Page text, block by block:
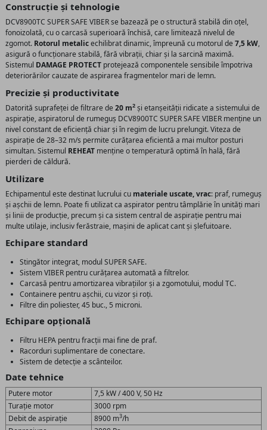
Construcție și tehnologie
DCV8900TC SUPER SAFE VIBER se bazează pe o structură stabilă din oțel,
fonoizolată, cu o carcasă superioară închisă, care limitează nivelul de
zgomot. Rotorul metalicechilibrat dinamic, împreună cu motorul de 7,5 kW,
asigură o funcționare stabilă, fără vibrații, chiar și la sarcină maximă.
Sistemul DAMAGE PROTECT protejează componentele sensibile împotriva
deteriorărilor cauzate de aspirarea fragmentelor mari de lemn.
Precizie și productivitate
Datorită suprafeței de filtrare de 20 m2 și etanșeității ridicate a sistemului de
aspirație, aspiratorul de rumeguș DCV8900TC SUPER SAFE VIBER menține un
nivel constant de eficiență chiar și în regim de lucru prelungit. Viteza de
aspirație de 28–32 m/s permite curățarea eficientă a mai multor posturi
simultan. Sistemul REHEAT menține o temperatură optimă în hală, fără
pierderi de căldură.
Utilizare
Echipamentul este destinat lucrului cu materiale uscate, vrac: praf, rumeguș
și așchii de lemn. Poate fi utilizat ca aspirator pentru tâmplărie în unități mari
și linii de producție, precum și ca sistem central de aspirație pentru mai
multe utilaje, inclusiv ferăstraie, mașini de aplicat cant și șlefuitoare.
Echipare standard
Stingător integrat, modul SUPER SAFE.
Sistem VIBER pentru curățarea automată a filtrelor.
Carcasă pentru amortizarea vibrațiilor și a zgomotului, modul TC.
Containere pentru așchii, cu vizor și roți.
Filtre din poliester, 45 buc., 5 microni.
Echipare opțională
Filtru HEPA pentru fracții mai fine de praf.
Racorduri suplimentare de conectare.
Sistem de detecție a scânteilor.
Date tehnice
Putere motor
7,5 kW / 400 V, 50 Hz
Turație motor
3000 rpm
Debit de aspirație
8900 m3/h